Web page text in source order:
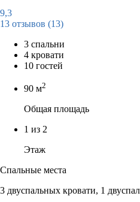
9,3
13 отзывов (13)
3 спальни
4 кровати
10 гостей
90 м2
Общая площадь
1 из 2
Этаж
Спальные места
3 двуспальных кровати, 1